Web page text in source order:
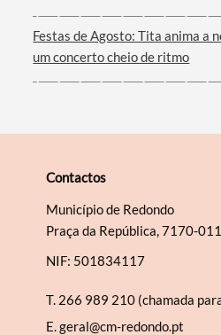
Festas de Agosto: Tita anima a
um concerto cheio de ritmo
Contactos
Município de Redondo
Praça da República, 7170-011
NIF: 501834117
T. 266 989 210 (chamada
E.geral@cm-redondo.pt